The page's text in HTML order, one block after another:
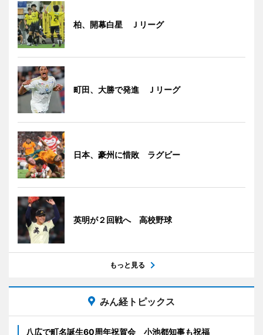
柏、開幕白星 Ｊリーグ
町田、大勝で発進 Ｊリーグ
日本、豪州に惜敗 ラグビー
英明が２回戦へ 高校野球
もっと見る
みん経トピックス
八広で町名誕生60周年祝賀会 小池都知事も祝福